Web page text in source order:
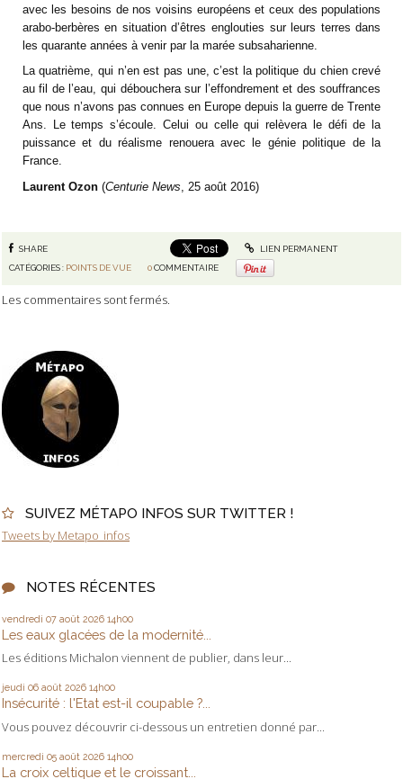
SUIVEZ MÉTAPO INFOS SUR TWITTER !
Tweets by Metapo_infos
NOTES RÉCENTES
vendredi 07 août 2026 14h00
Les eaux glacées de la modernité...
Les éditions Michalon viennent de publier, dans leur...
jeudi 06 août 2026 14h00
Insécurité : l'Etat est-il coupable ?...
Vous pouvez découvrir ci-dessous un entretien donné par...
mercredi 05 août 2026 14h00
La croix celtique et le croissant...
avec les besoins de nos voisins européens et ceux des populations
arabo-berbères en situation d’êtres englouties sur leurs terres dans
les quarante années à venir par la marée subsaharienne.
La quatrième, qui n’en est pas une, c’est la politique du chien crevé
au fil de l’eau, qui débouchera sur l’effondrement et des souffrances
que nous n’avons pas connues en Europe depuis la guerre de Trente
Ans. Le temps s’écoule. Celui ou celle qui relèvera le défi de la
puissance et du réalisme renouera avec le génie politique de la
France.
Laurent Ozon(Centurie News , 25 août 2016)
SHARE
LIEN PERMANENT
CATÉGORIES : POINTS DE VUE 0 COMMENTAIRE
Les commentaires sont fermés.